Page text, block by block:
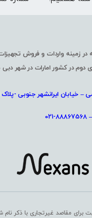
در کشور امارات در شهر دبی
خیابان ایرانشهر جنوبی -پلاک 59
برای مقاصد غیرتجاری با ذکر